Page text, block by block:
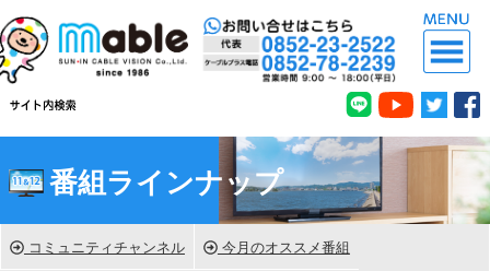
番組ラインナップ
コミュニティチャンネル 今月のオススメ番組